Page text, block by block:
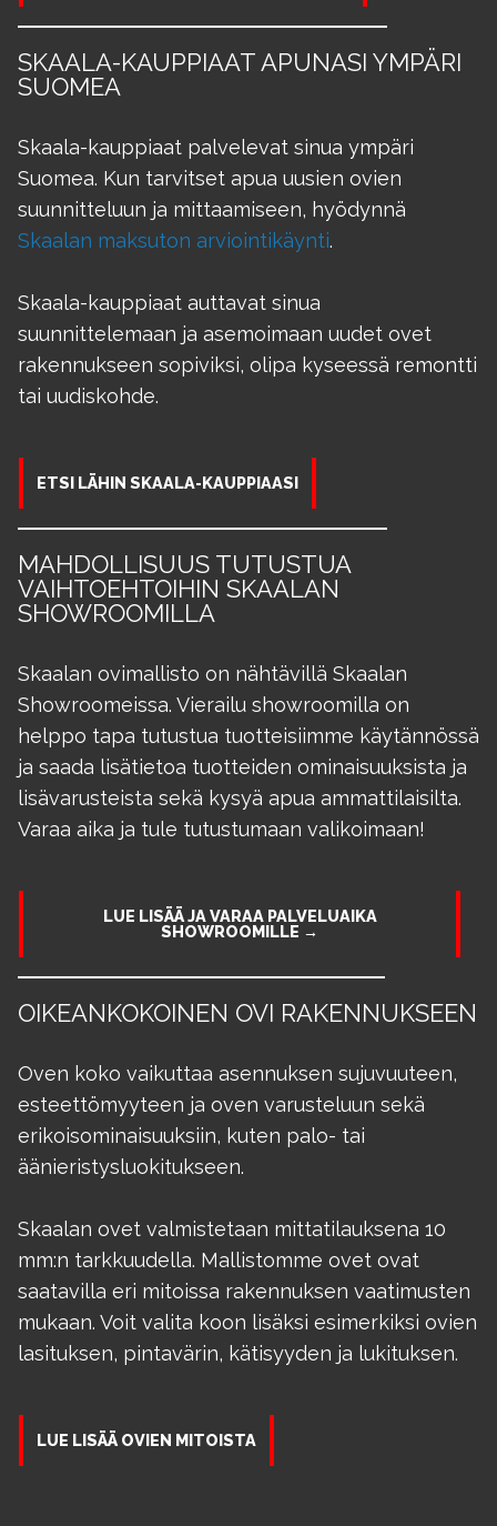
SKAALA-KAUPPIAAT APUNASI YMPÄRI
SUOMEA
Skaala-kauppiaat palvelevat sinua ympäri
Suomea. Kun tarvitset apua uusien ovien
suunnitteluun ja mittaamiseen, hyödynnä
Skaalan maksuton arviointikäynti.
Skaala-kauppiaat auttavat sinua
suunnittelemaan ja asemoimaan uudet ovet
rakennukseen sopiviksi, olipa kyseessä remontti
tai uudiskohde.
ETSI LÄHIN SKAALA-KAUPPIAASI
MAHDOLLISUUS TUTUSTUA
VAIHTOEHTOIHIN SKAALAN
SHOWROOMILLA
Skaalan ovimallisto on nähtävillä Skaalan
Showroomeissa. Vierailu showroomilla on
helppo tapa tutustua tuotteisiimme käytännössä
ja saada lisätietoa tuotteiden ominaisuuksista ja
lisävarusteista sekä kysyä apua ammattilaisilta.
Varaa aika ja tule tutustumaan valikoimaan!
LUE LISÄÄ JA VARAA PALVELUAIKA
SHOWROOMILLE →
OIKEANKOKOINEN OVI RAKENNUKSEEN
Oven koko vaikuttaa asennuksen sujuvuuteen,
esteettömyyteen ja oven varusteluun sekä
erikoisominaisuuksiin, kuten palo- tai
äänieristysluokitukseen.
Skaalan ovet valmistetaan mittatilauksena 10
mm:n tarkkuudella. Mallistomme ovet ovat
saatavilla eri mitoissa rakennuksen vaatimusten
mukaan. Voit valita koon lisäksi esimerkiksi ovien
lasituksen, pintavärin, kätisyyden ja lukituksen.
LUE LISÄÄ OVIEN MITOISTA